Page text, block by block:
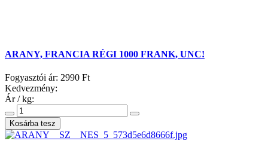
ARANY, FRANCIA RÉGI 1000 FRANK, UNC!
Fogyasztói ár: 2990 Ft
Kedvezmény:
Ár / kg: